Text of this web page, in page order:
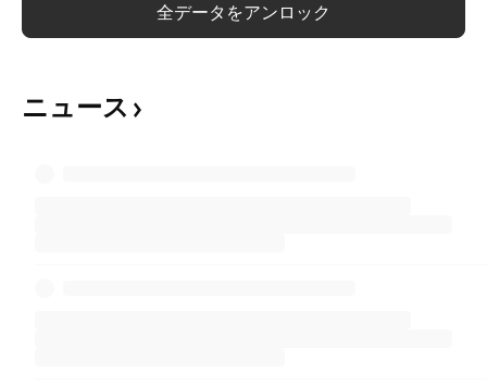
全データをアンロック
ニュース